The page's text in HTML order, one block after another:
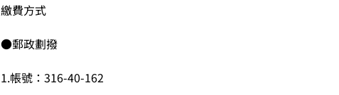
繳費方式
●郵政劃撥
1.帳號：316-40-162